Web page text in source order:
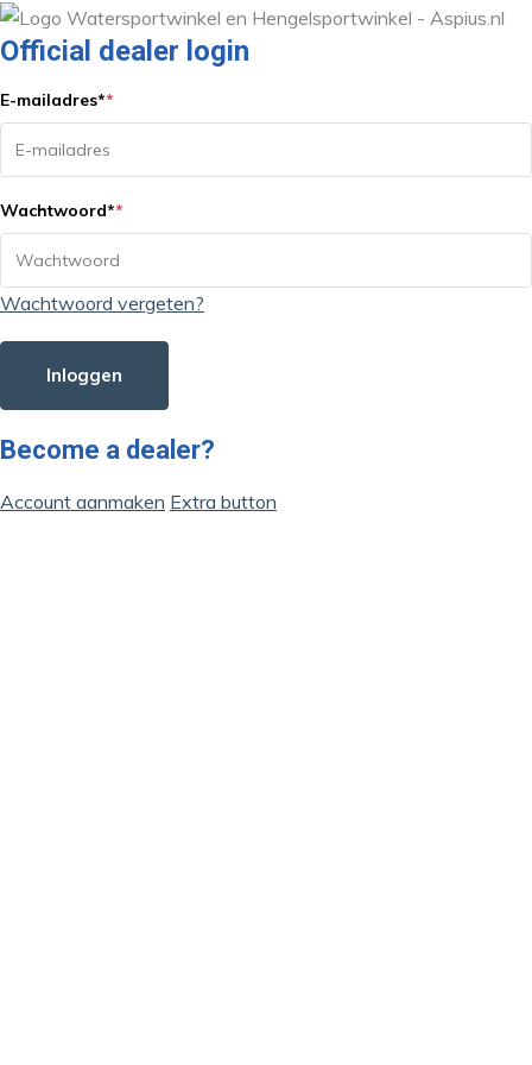
Official dealer login
E-mailadres**
Wachtwoord**
Wachtwoord vergeten?
Inloggen
Become a dealer?
Account aanmaken Extra button